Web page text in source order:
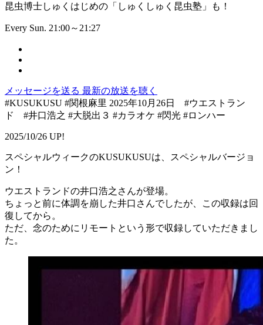
昆虫博士しゅくはじめの「しゅくしゅく昆虫塾」も！
Every Sun. 21:00～21:27
メッセージを送る 最新の放送を聴く
#KUSUKUSU #関根麻里 2025年10月26日 #ウエストラン
ド #井口浩之 #大脱出３ #カラオケ #閃光 #ロンハー
2025/10/26 UP!
スペシャルウィークのKUSUKUSUは、スペシャルバージョ
ン！
ウエストランドの井口浩之さんが登場。
ちょっと前に体調を崩した井口さんでしたが、この収録は回
復してから。
ただ、念のためにリモートという形で収録していただきまし
た。